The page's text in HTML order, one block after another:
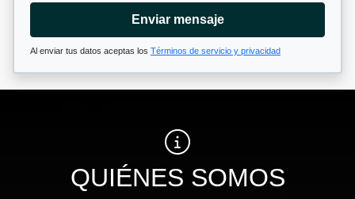
Enviar mensaje
Al enviar tus datos aceptas los Términos de servicio y privacidad
QUIÉNES SOMOS